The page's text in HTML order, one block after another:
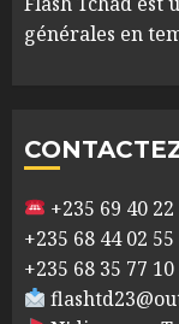
générales en
+235 69 40 22
+235 68 44 02 55
+235 68 35 77 10